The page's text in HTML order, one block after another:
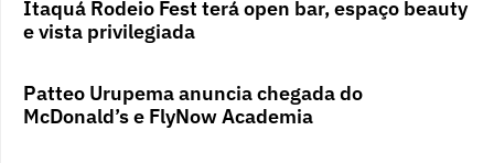
Itaquá Rodeio Fest terá open bar, espaço beauty
e vista privilegiada
Patteo Urupema anuncia chegada do
McDonald’s e FlyNow Academia